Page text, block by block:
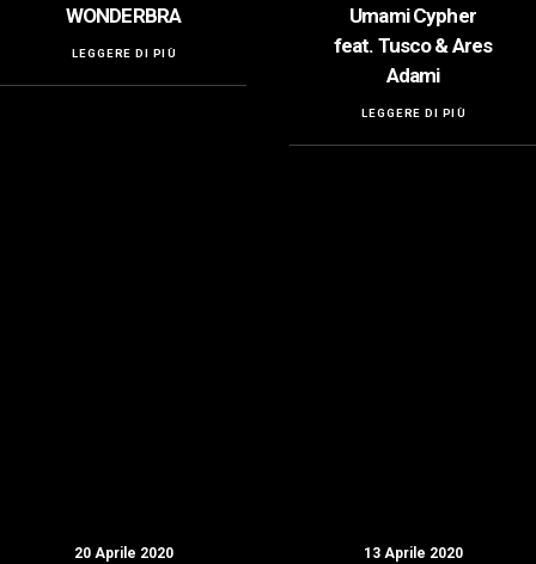
WONDERBRA
LEGGERE DI PIÙ
Umami Cypher
feat. Tusco & Ares
Adami
LEGGERE DI PIÙ
20 Aprile 2020 13 Aprile 2020